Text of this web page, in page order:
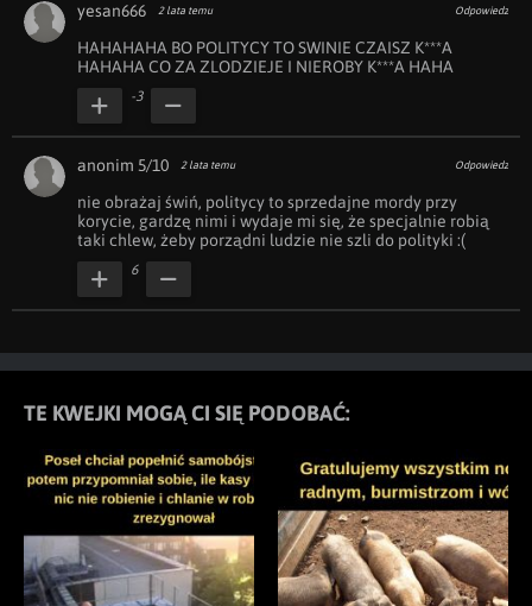
yesan666 2 lata temu Odpowiedz
HAHAHAHA BO POLITYCY TO SWINIE CZAISZ K***A
HAHAHA CO ZA ZLODZIEJE I NIEROBY K***A HAHA
-3
anonim 5/10 2 lata temu Odpowiedz
nie obrażaj świń, politycy to sprzedajne mordy przy
korycie, gardzę nimi i wydaje mi się, że specjalnie robią
taki chlew, żeby porządni ludzie nie szli do polityki :(
6
TE KWEJKI MOGĄ CI SIĘ PODOBAĆ: